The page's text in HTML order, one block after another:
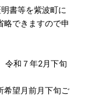
書等を紫波町に
略できますので申
令和７年2月下旬
希望月前月下旬ご